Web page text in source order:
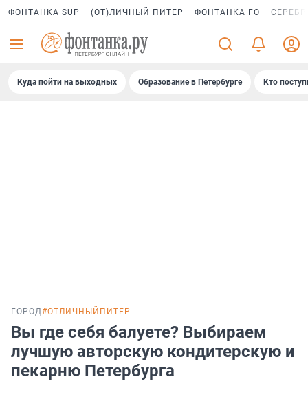
ФОНТАНКА SUP (ОТ)ЛИЧНЫЙ ПИТЕР ФОНТАНКА ГО
Куда пойти на выходных Образование в Петербурге Кто
ГОРОД#ОТЛИЧНЫЙПИТЕР
Вы где себя балуете? Выбираем
лучшую авторскую кондитерскую и
пекарню Петербурга